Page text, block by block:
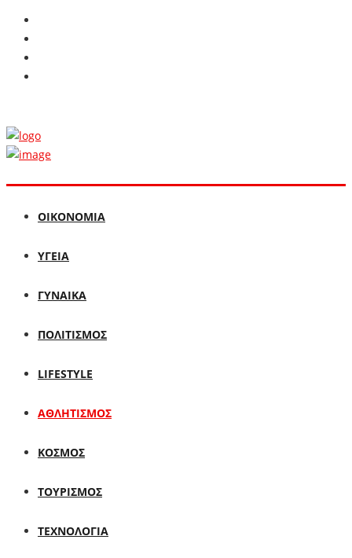
ΟΙΚΟΝΟΜΙΑ
ΥΓΕΙΑ
ΓΥΝΑΙΚΑ
ΠΟΛΙΤΙΣΜΟΣ
LIFESTYLE
ΑΘΛΗΤΙΣΜΟΣ
ΚΟΣΜΟΣ
ΤΟΥΡΙΣΜΟΣ
ΤΕΧΝΟΛΟΓΙΑ